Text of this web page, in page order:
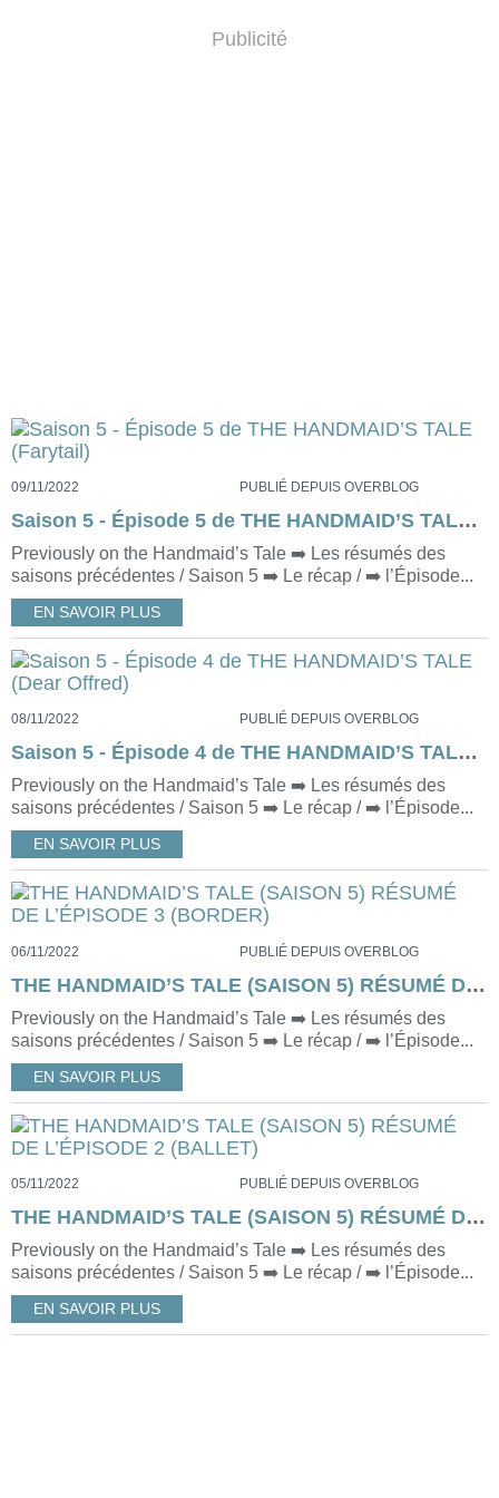
Publicité
09/11/2022 PUBLIÉ DEPUIS OVERBLOG
Saison 5 - Épisode 5 de THE HANDMAID’S TALE (Farytail)
Previously on the Handmaid’s Tale ➡️ Les résumés des
saisons précédentes / Saison 5 ➡️ Le récap / ➡️ l’Épisode...
EN SAVOIR PLUS
08/11/2022 PUBLIÉ DEPUIS OVERBLOG
Saison 5 - Épisode 4 de THE HANDMAID’S TALE (Dear Offred)
Previously on the Handmaid’s Tale ➡️ Les résumés des
saisons précédentes / Saison 5 ➡️ Le récap / ➡️ l’Épisode...
EN SAVOIR PLUS
06/11/2022 PUBLIÉ DEPUIS OVERBLOG
THE HANDMAID’S TALE (SAISON 5) RÉSUMÉ DE L’ÉPISODE 3 (BORDER)
Previously on the Handmaid’s Tale ➡️ Les résumés des
saisons précédentes / Saison 5 ➡️ Le récap / ➡️ l’Épisode...
EN SAVOIR PLUS
05/11/2022 PUBLIÉ DEPUIS OVERBLOG
THE HANDMAID’S TALE (SAISON 5) RÉSUMÉ DE L’ÉPISODE 2 (BALLET)
Previously on the Handmaid’s Tale ➡️ Les résumés des
saisons précédentes / Saison 5 ➡️ Le récap / ➡️ l’Épisode...
EN SAVOIR PLUS